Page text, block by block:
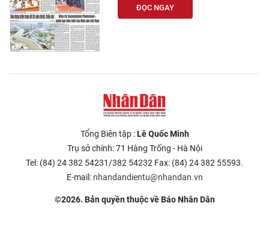
ĐỌC NGAY
Tổng Biên tập :Lê Quốc Minh
Trụ sở chính: 71 Hàng Trống - Hà Nội
Tel: (84) 24 382 54231/382 54232 Fax: (84) 24 382 55593.
E-mail: nhandandientu@nhandan.vn
©2026. Bản quyền thuộc về Báo Nhân Dân